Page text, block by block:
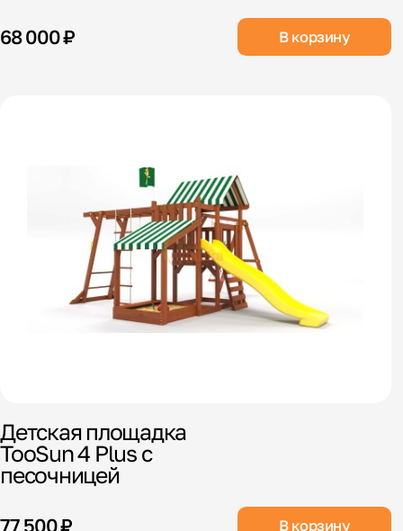
68 000 ₽ В корзину
Детская площадка
TooSun 4 Plus с
песочницей
77 500 ₽ В корзину